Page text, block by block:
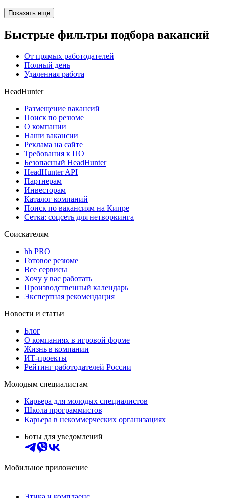
Показать ещё
Быстрые фильтры подбора вакансий
От прямых работодателей
Полный день
Удаленная работа
HeadHunter
Размещение вакансий
Поиск по резюме
О компании
Наши вакансии
Реклама на сайте
Требования к ПО
Безопасный HeadHunter
HeadHunter API
Партнерам
Инвесторам
Каталог компаний
Поиск по вакансиям на Кипре
Сетка: соцсеть для нетворкинга
Соискателям
hh PRO
Готовое резюме
Все сервисы
Хочу у вас работать
Производственный календарь
Экспертная рекомендация
Новости и статьи
Блог
О компаниях в игровой форме
Жизнь в компании
ИТ-проекты
Рейтинг работодателей России
Молодым специалистам
Карьера для молодых специалистов
Школа программистов
Карьера в некоммерческих организациях
Боты для уведомлений
Мобильное приложение